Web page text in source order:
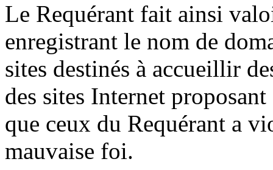
Le Requérant fait ainsi
enregistrant le nom de
sites destinés à accueillir
des sites Internet
que ceux du Requérant a
mauvaise foi.